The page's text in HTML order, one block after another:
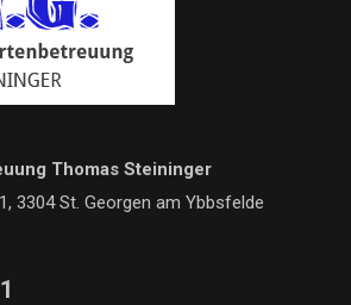
Thomas Steininger
3304 St. Georgen am Ybbsfelde